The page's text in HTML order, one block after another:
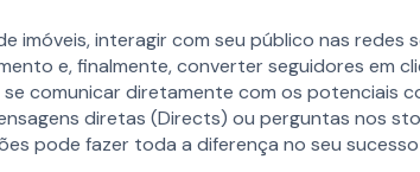
imóveis, interagir com seu público nas redes
e, finalmente, converter seguidores em
comunicar diretamente com os potenciais
diretas (Directs) ou perguntas nos
pode fazer toda a diferença no seu
FALAR COM